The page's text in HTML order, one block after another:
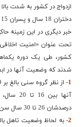
ازدواج در کشور به شدت
دختران 18 سال و پسران 15 سال فاصله افتاده است.
خبر دیگری در این زمینه
تحت عنوان «امنیت
کشور، طی یک دوره
شدند که وضعیت آنها در
1-
درصدشان 26 تا 30 سال سن داشته‌اند.
2-